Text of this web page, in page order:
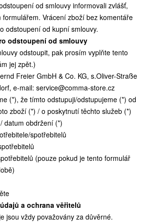
od smlouvy informovali zvlášť,
formulářem. Vrácení zboží bez komentáře
odstoupení od kupní smlouvy.
odstoupení od smlouvy
odstoupit, pak prosím vyplňte tento
jej zpět.)
Freier GmbH & Co. KG, s.Oliver-Straße
e-mail: service@comma-store.cz
(*), že tímto odstupuji/odstupujeme (*) od
zboží (*) / o poskytnutí těchto služeb (*)
datum obdržení (*)
spotřebitelů
(pouze pokud je tento formulář
a ochrana věřitelů
jsou vždy považovány za důvěrné.